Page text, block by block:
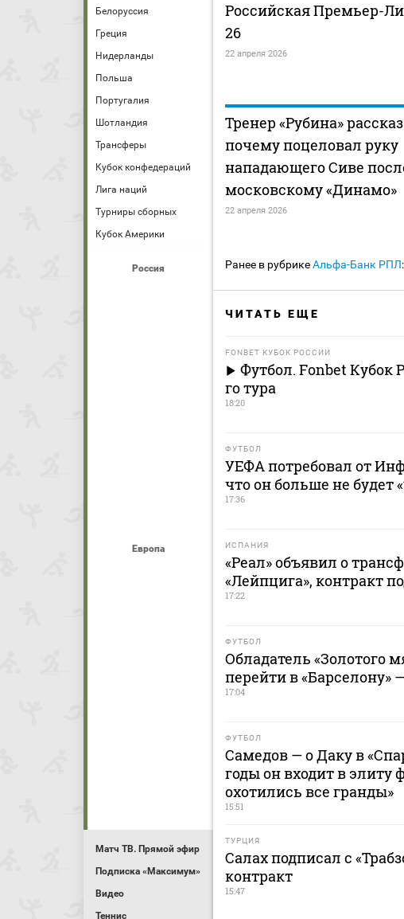
Белоруссия
Греция
Нидерланды
Польша
Португалия
Шотландия
Трансферы
Кубок конфедераций
Лига наций
Турниры сборных
Кубок Америки
Россия
Европа
Матч ТВ. Прямой эфир
Подписка «Максимум»
Видео
Теннис
Российская Премьер-
26
22 апреля 2026
Тренер «Рубина»
почему поцеловал руку
нападающего Сиве
московскому «Динамо»
22 апреля 2026
Ранее в рубрикеАльфа-Банк РПЛ:
ЧИТАТЬ ЕЩЕ
FONBET КУБОК РОССИИ
Футбол. Fonbet Кубок
го тура
18:20
ФУТБОЛ
УЕФА потребовал от
что он больше не будет
17:36
ИСПАНИЯ
«Реал» объявил о
«Лейпцига», контракт
17:22
ФУТБОЛ
Обладатель «Золотого
перейти в «Барселону»
17:04
ФУТБОЛ
Самедов — о Даку в
годы он входит в элиту
охотились все гранды»
15:51
ТУРЦИЯ
Салах подписал с
контракт
15:47